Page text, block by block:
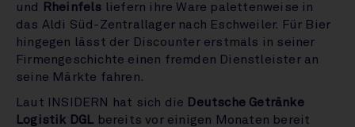
und
Rheinfels liefern ihre Ware palettenweise in
das Aldi Süd-Zentrallager nach Eschweiler. Für Bier
hingegen lässt der Discounter erstmals in seiner
Firmengeschichte einen fremden Dienstleister an
seine Märkte fahren.
Laut INSIDERN hat sich die Deutsche Getränke
Logistik DGL bereits vor einigen Monaten bereit